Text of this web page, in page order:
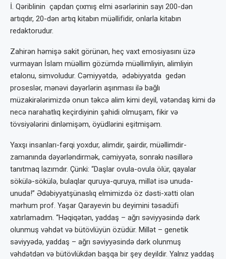
İ. Qəriblinin çapdan çıxmış elmi əsərlərinin sayı 200-dən
artıqdır, 20-dən artıq kitabın müəllifidir, onlarla kitabın
redaktorudur.
Zahirən həmişə sakit görünən, heç vaxt emosiyasını üzə
vurmayan İslam müəllim gözümdə müəllimliyin, alimliyin
etalonu, simvoludur. Cəmiyyətdə, ədəbiyyatda gedən
proseslər, mənəvi dəyərlərin aşınması ilə bağlı
müzakirələrimizdə onun təkcə alim kimi deyil, vətəndaş kimi də
necə narahatlıq keçirdiyinin şahidi olmuşam, fikir və
tövsiyələrini dinləmişəm, öyüdlərini eşitmişəm.
Yaxşı insanları-fərqi yoxdur, alimdir, şairdir, müəllimdir-
zamanında dəyərləndirmək, cəmiyyətə, sonrakı nəsillərə
tanıtmaq lazımdır. Çünki: “Daşlar ovula-ovula ölür, qayalar
sökülə-sökülə, bulaqlar quruya-quruya, millət isə unuda-
unuda!” Ədəbiyyatşünaslıq elmimizdə öz dəsti-xətti olan
mərhum prof. Yaşar Qarayevin bu deyimini təsadüfi
xatırlamadım. “Həqiqətən, yaddaş – ağrı səviyyəsində dərk
olunmuş vəhdət və bütövlüyün özüdür. Millət – genetik
səviyyədə, yaddaş – ağrı səviyyəsində dərk olunmuş
vəhdətdən və bütövlükdən başqa bir şey deyildir. Yalnız yaddaş